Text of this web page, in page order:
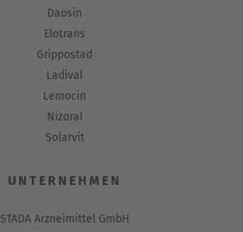
Daosin
Elotrans
Grippostad
Ladival
Lemocin
Nizoral
Solarvit
UNTERNEHMEN
STADA Arzneimittel GmbH